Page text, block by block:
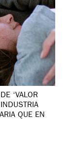
‘VALOR
QUE EN